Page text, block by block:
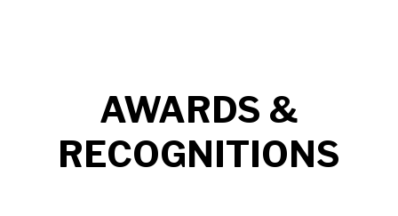
AWARDS &
RECOGNITIONS